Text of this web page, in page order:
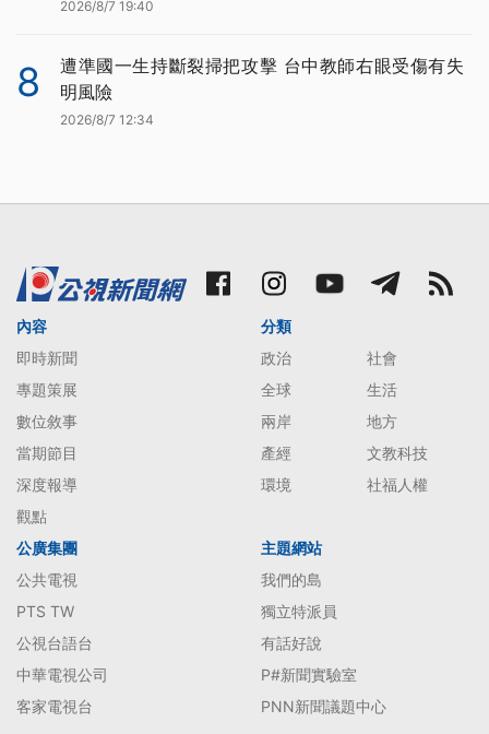
2026/8/7 19:40
8
遭準國一生持斷裂掃把攻擊 台中教師右眼受傷有失
明風險
2026/8/7 12:34
內容
即時新聞
專題策展
數位敘事
當期節目
深度報導
觀點
分類
政治
社會
全球
生活
兩岸
地方
產經
文教科技
環境
社福人權
公廣集團
公共電視
PTS TW
公視台語台
中華電視公司
客家電視台
主題網站
我們的島
獨立特派員
有話好說
P#新聞實驗室
PNN新聞議題中心